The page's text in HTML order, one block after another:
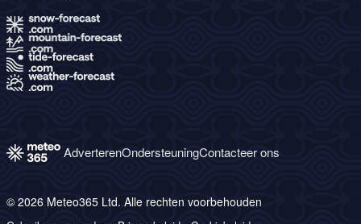
AdverterenOndersteuningContacteer ons
© 2026 Meteo365 Ltd. Alle rechten voorbehouden